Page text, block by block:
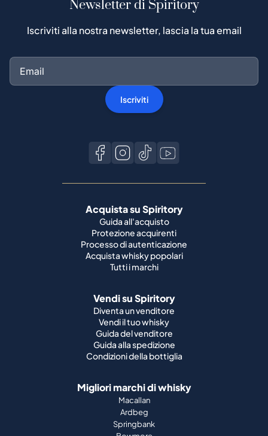
Newsletter di Spiritory
Iscriviti alla nostra newsletter, lascia la tua email
Iscriviti
Acquista su Spiritory
Guida all'acquisto
Protezione acquirenti
Processo di autenticazione
Acquista whisky popolari
Tutti i marchi
Vendi su Spiritory
Diventa un venditore
Vendi il tuo whisky
Guida del venditore
Guida alla spedizione
Condizioni della bottiglia
Migliori marchi di whisky
Macallan
Ardbeg
Springbank